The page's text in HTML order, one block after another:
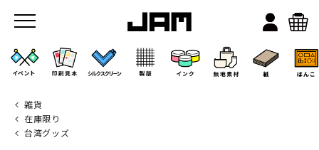
雑貨
在庫限り
台湾グッズ